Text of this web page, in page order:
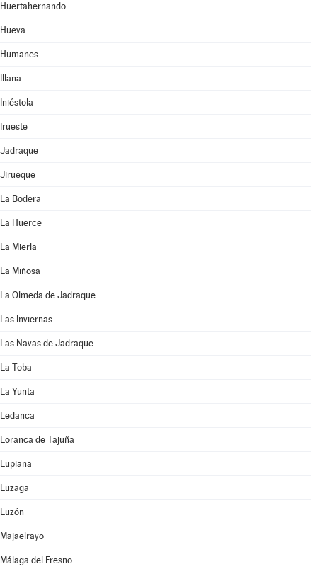
Huertahernando
Hueva
Humanes
Illana
Iniéstola
Irueste
Jadraque
Jirueque
La Bodera
La Huerce
La Mierla
La Miñosa
La Olmeda de Jadraque
Las Inviernas
Las Navas de Jadraque
La Toba
La Yunta
Ledanca
Loranca de Tajuña
Lupiana
Luzaga
Luzón
Majaelrayo
Málaga del Fresno